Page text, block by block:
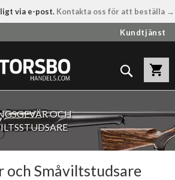
via e-post. Kontakta oss för att beställa →
Kundtjänst
Sök
OCH
och Småviltstudsare